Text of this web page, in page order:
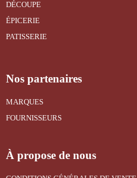
DÉCOUPE
ÉPICERIE
PATISSERIE
Nos partenaires
MARQUES
FOURNISSEURS
À propose de nous